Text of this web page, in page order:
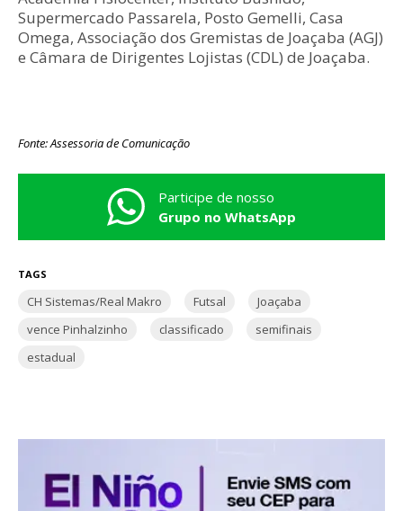
Supermercado Passarela, Posto Gemelli, Casa
Omega, Associação dos Gremistas de Joaçaba (AGJ)
e Câmara de Dirigentes Lojistas (CDL) de Joaçaba.
Fonte: Assessoria de Comunicação
Participe de nosso
Grupo no WhatsApp
TAGS
CH Sistemas/Real Makro Futsal
Joaçaba
vence Pinhalzinho
classificado
semifinais
estadual